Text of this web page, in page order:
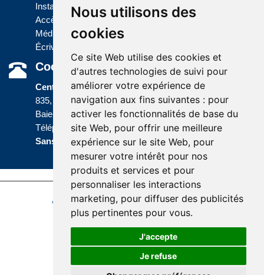
Nous utilisons des
cookies
Ce site Web utilise des cookies et
d'autres technologies de suivi pour
améliorer votre expérience de
navigation aux fins suivantes : pour
activer les fonctionnalités de base du
site Web, pour offrir une meilleure
expérience sur le site Web, pour
mesurer votre intérêt pour nos
produits et services et pour
personnaliser les interactions
marketing, pour diffuser des publicités
plus pertinentes pour vous.
J'accepte
Je refuse
Installations
Accès à l'information
Médias
Écrivez-nous
Coordonnées
Centre administratif
835, boulevard Jolliet
Baie-Comeau (Québec) G5C 1P5
Téléphone :418 589-9845 ou
Sans frais : 1 800 463-5142
Accessibilité Plan du site
Politique de confidentialité
Réalisation du site